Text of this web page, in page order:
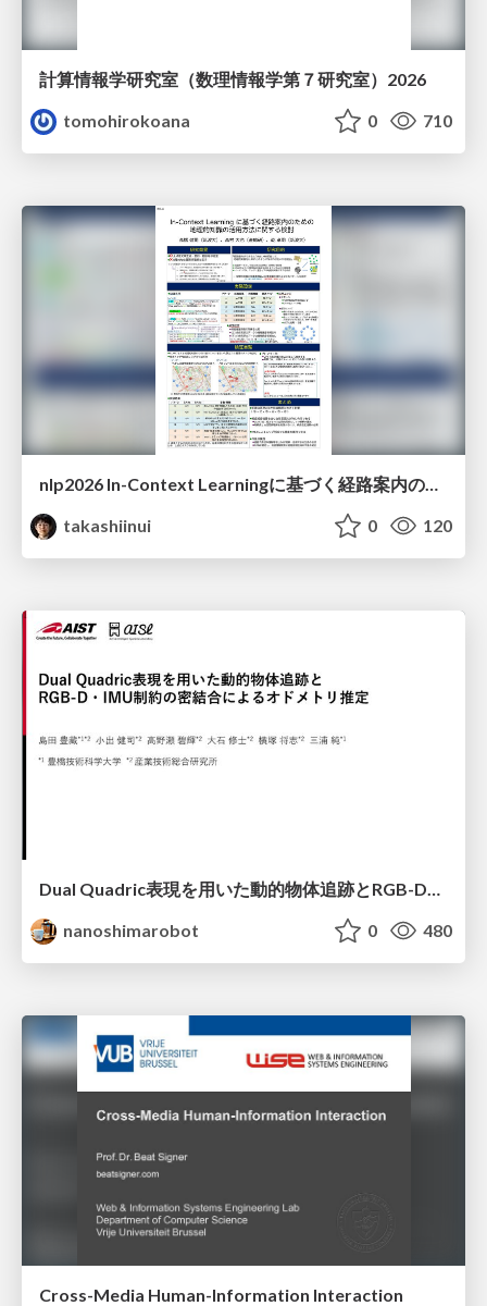
計算情報学研究室 （数理情報学第７研究室）2026
tomohirokoana
0 710
nlp2026 In-Context Learningに基づく経路案内のための地理的知識の活用方法に関する検討
takashiinui
0 120
Dual Quadric表現を用いた動的物体追跡とRGB-D・IMU制約の密結合によるオドメトリ推定
nanoshimarobot
0 480
Cross-Media Human-Information Interaction